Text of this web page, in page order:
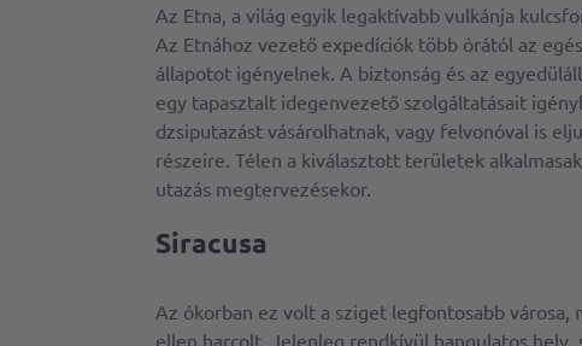
Az Etna, a világ egyik legaktívabb vulkánja
Az Etnához vezető expedíciók több órától az
állapotot igényelnek. A biztonság és az
egy tapasztalt idegenvezető szolgáltatásait
dzsiputazást vásárolhatnak, vagy felvonóval is
részeire. Télen a kiválasztott területek
utazás megtervezésekor.
Siracusa
Az ókorban ez volt a sziget legfontosabb
ellen harcolt. Jelenleg rendkívül hangulatos